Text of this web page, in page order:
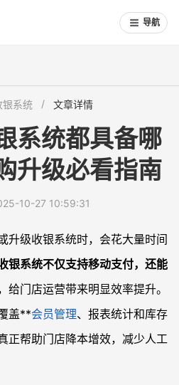
导航
何突破？
动化吗？
了哪些关键功能？
银系统 文章详情
系统都具备哪
升级必看指南
10-27 10:59:31
升级收银系统时，会花大量时间
银系统不仅支持移动支付，还能
给门店运营带来明显效率提升。
盖**会员管理、报表统计和库存
正帮助门店降本增效，减少人工